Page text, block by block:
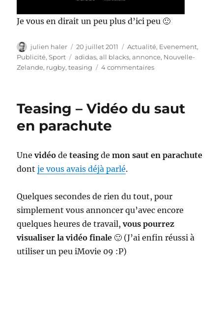
Je vous en dirait un peu plus d’ici peu 🙂
Auteur
julien haler
Publié
le
20 juillet 2011 Catégories
Actualité, Evenement,
Publicité,Sport Étiquettes
adidas,all blacks,annonce, Nouvelle-
Zelande, rugby,teasing 4 commentairessur
in
2011
Teasing – Vidéo du saut
en parachute
Unevidéo deteasing demon saut en parachute
dontje vous avais déjà parlé.
Quelques secondes de rien du tout, pour
simplement vous annoncer qu’avec encore
quelques heures de travail,vous pourrez
visualiser la vidéo finale 🙂 (J’ai enfin réussi à
utiliser un peu iMovie 09 :P)